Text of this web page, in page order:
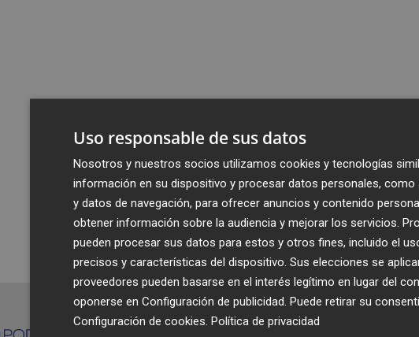
Recibe toda la actualidad
Uso responsable de sus datos
Nosotros y nuestros socios utilizamos cookies y tecnologías
información en su dispositivo y procesar datos personales, como
y datos de navegación, para ofrecer anuncios y contenido
obtener información sobre la audiencia y mejorar los servicios.
pueden procesar sus datos para estos y otros fines, incluido el
precisos y características del dispositivo. Sus elecciones se
proveedores pueden basarse en el interés legítimo en lugar del
oponerse en Configuración de publicidad . Puede retirar su
Configuración de cookies Política de privacidad